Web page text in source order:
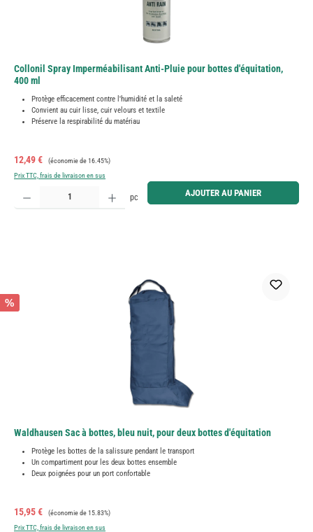
Collonil Spray Imperméabilisant Anti-Pluie pour bottes d'équitation,
400 ml
Protège efficacement contre l'humidité et la saleté
Convient au cuir lisse, cuir velours et textile
Préserve la respirabilité du matériau
Prix de vente :
12,49 € Prix régulier :
(économie de 16.45%)
Prix TTC, frais de livraison en sus
Quantité de produit : Entrez la quantité souhaitée ou utilisez les boutons pour augmenter ou
pc AJOUTER AU PANIER
%
Waldhausen Sac à bottes, bleu nuit, pour deux bottes d'équitation
Protège les bottes de la salissure pendant le transport
Un compartiment pour les deux bottes ensemble
Deux poignées pour un port confortable
Prix de vente :
15,95 € Prix régulier :
(économie de 15.83%)
Prix TTC, frais de livraison en sus